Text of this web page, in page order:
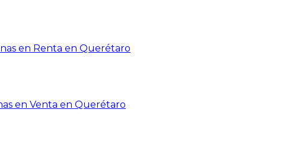
en Renta en Querétaro
en Venta en Querétaro